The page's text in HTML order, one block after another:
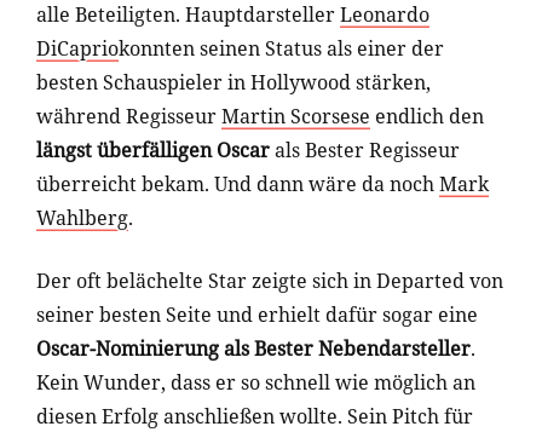
alle Beteiligten. HauptdarstellerLeonardo
DiCapriokonnten seinen Status als einer der
besten Schauspieler in Hollywood stärken,
während RegisseurMartin Scorsese endlich den
längst überfälligen Oscarals Bester Regisseur
überreicht bekam. Und dann wäre da nochMark
Wahlberg.
Der oft belächelte Star zeigte sich in Departed von
seiner besten Seite und erhielt dafür sogar eine
Oscar-Nominierung als Bester Nebendarsteller.
Kein Wunder, dass er so schnell wie möglich an
diesen Erfolg anschließen wollte. Sein Pitch für